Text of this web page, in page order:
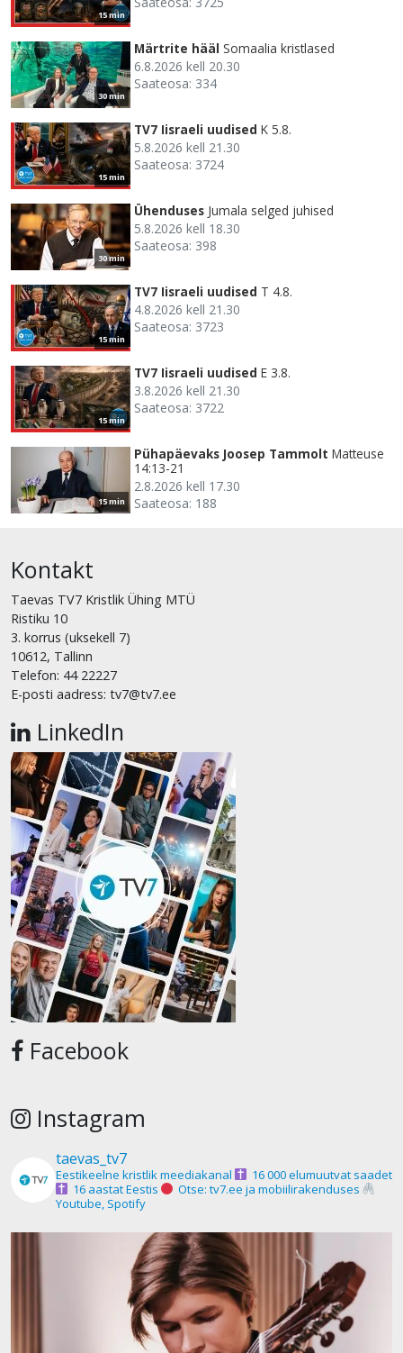
15 min
30 min
Märtrite hääl Somaalia kristlased
6.8.2026 kell 20.30
Saateosa: 334
15 min
TV7 Iisraeli uudised K 5.8.
5.8.2026 kell 21.30
Saateosa: 3724
30 min
Ühenduses Jumala selged juhised
5.8.2026 kell 18.30
Saateosa: 398
15 min
TV7 Iisraeli uudised T 4.8.
4.8.2026 kell 21.30
Saateosa: 3723
15 min
TV7 Iisraeli uudised E 3.8.
3.8.2026 kell 21.30
Saateosa: 3722
15 min
Pühapäevaks Joosep Tammolt Matteuse
14:13-21
2.8.2026 kell 17.30
Saateosa: 188
Kontakt
Taevas TV7 Kristlik Ühing MTÜ
Ristiku 10
3. korrus (uksekell 7)
10612, Tallinn
Telefon: 44 22227
E-posti aadress: tv7@tv7.ee
LinkedIn
Facebook
Instagram
taevas_tv7
Eestikeelne kristlik meediakanal
16 000 elumuutvat saadet
16 aastat Eestis
Otse: tv7.ee ja mobiilirakenduses
Youtube, Spotify